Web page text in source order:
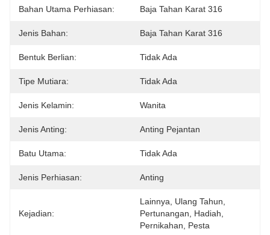
Bahan Utama Perhiasan: Baja Tahan Karat 316
Jenis Bahan: Baja Tahan Karat 316
Bentuk Berlian: Tidak Ada
Tipe Mutiara: Tidak Ada
Jenis Kelamin: Wanita
Jenis Anting: Anting Pejantan
Batu Utama: Tidak Ada
Jenis Perhiasan: Anting
Kejadian:
Lainnya, Ulang Tahun,
Pertunangan, Hadiah,
Pernikahan, Pesta